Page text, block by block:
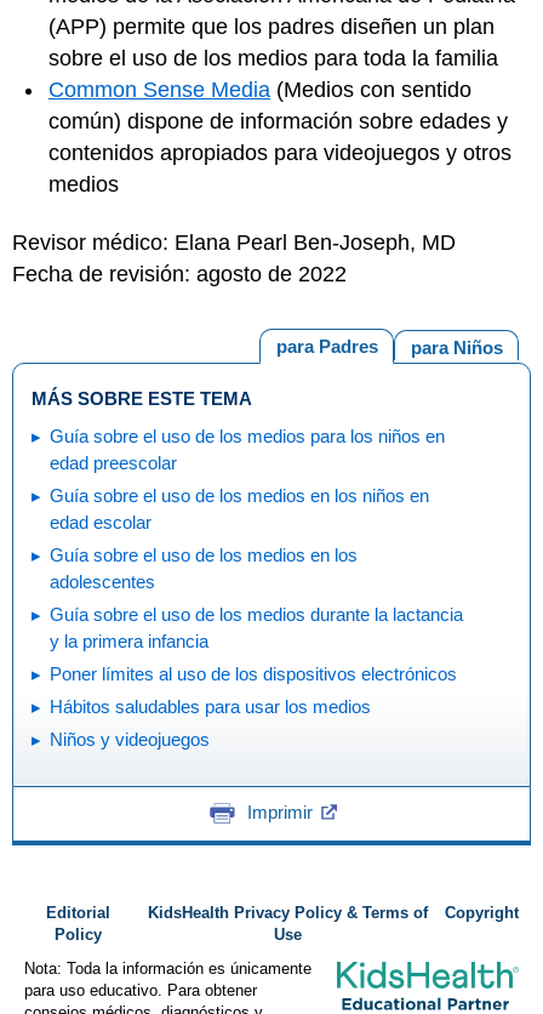
(APP) permite que los padres diseñen un plan
sobre el uso de los medios para toda la familia
Common Sense Media (Medios con sentido
común) dispone de información sobre edades y
contenidos apropiados para videojuegos y otros
medios
Revisor médico: Elana Pearl Ben-Joseph, MD
Fecha de revisión: agosto de 2022
para Niños
para Padres
MÁS SOBRE ESTE TEMA
Guía sobre el uso de los medios para los niños en
edad preescolar
Guía sobre el uso de los medios en los niños en
edad escolar
Guía sobre el uso de los medios en los
adolescentes
Guía sobre el uso de los medios durante la lactancia
y la primera infancia
Poner límites al uso de los dispositivos electrónicos
Hábitos saludables para usar los medios
Niños y videojuegos
Imprimir
Editorial
Policy
KidsHealth Privacy Policy & Terms of
Use
Copyright
Nota: Toda la información es únicamente
para uso educativo. Para obtener